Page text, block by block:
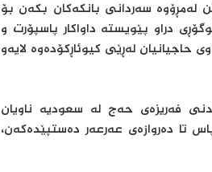
لەمڕۆوە سەردانی بانكەكان بكەن بۆ
دراو پێویستە داواكار پاسپۆرت و
حاجیانیان لەڕێی كیوئاڕكۆدەوە لایەو
بەجێگەیاندنی فەریزەی حەج لە سعودیە ناویان
گەشتەكەیان بەپاس تا دەروازەی عەرعەر دەستپێدەكەن،